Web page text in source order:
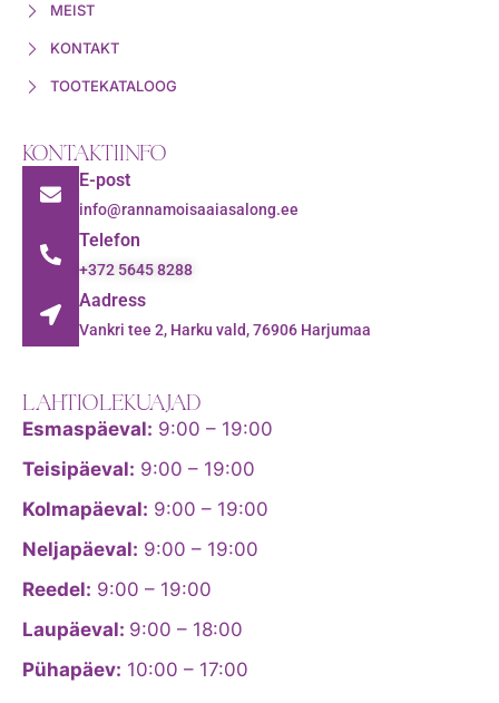
MEIST
KONTAKT
TOOTEKATALOOG
KONTAKTIINFO
E-post
info@rannamoisaaiasalong.ee
Telefon
+372 5645 8288
Aadress
Vankri tee 2, Harku vald, 76906 Harjumaa
LAHTIOLEKUAJAD
Esmaspäeval: 9:00 – 19:00
Teisipäeval: 9:00 – 19:00
Kolmapäeval: 9:00 – 19:00
Neljapäeval: 9:00 – 19:00
Reedel: 9:00 – 19:00
Laupäeval: 9:00 – 18:00
Pühapäev: 10:00 – 17:00